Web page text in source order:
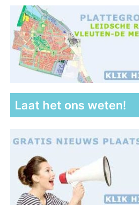
Laat het ons weten!